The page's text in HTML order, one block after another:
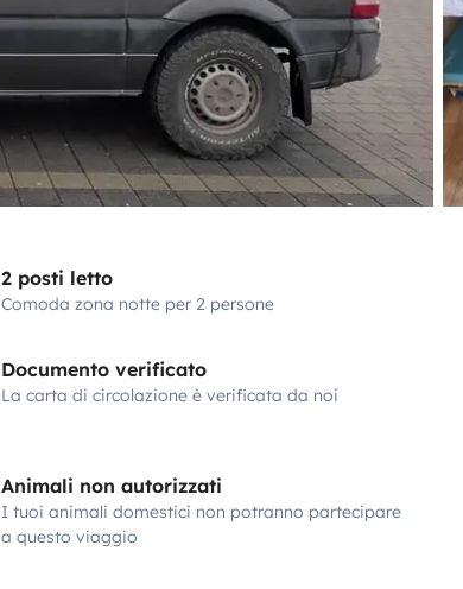
2 posti letto
Comoda zona notte per 2 persone
Documento verificato
La carta di circolazione è verificata da noi
Animali non autorizzati
I tuoi animali domestici non potranno partecipare
a questo viaggio